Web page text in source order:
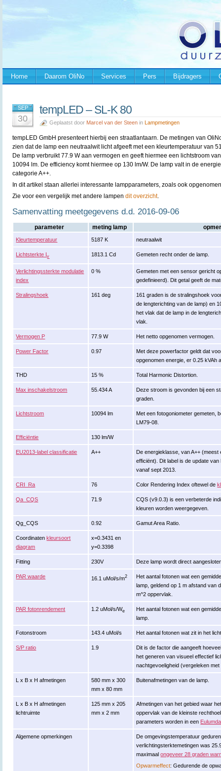
Home Daarom OliNo Services Pers Bijdragers
SEP
30
tempLED – SL-K 80
Geplaatst door Marcel van der Steen in Lampmetingen
tempLED GmbH presenteert hierbij een straatlantaarn. De metingen van
zien dat de lamp een neutraalwit licht afgeeft met een kleurtemperatuur van
De lamp verbruikt 77.9 W aan vermogen en geeft hiermee een lichtstroom van
10094 lm. De efficiency komt hiermee op 130 lm/W. De lamp valt in de
categorie A++.
In dit artikel staan allerlei interessante lampparameters, zoals ook
Zie voor een vergelijk met andere lampen dit overzicht.
Samenvatting meetgegevens d.d. 2016-09-06
parameter meting lamp
Kleurtemperatuur 5187 K neutraalwit
Lichtsterkte Iv 1813.1 Cd Gemeten recht onder de lamp.
Verlichtingssterkte modulatie
index
0 %
Gemeten met een sensor gericht
gedefinieerd). Dit getal geeft de
Stralingshoek 161 deg
161 graden is de stralingshoek
de lengterichting van de lamp) en
het vlak dat de lamp in de
vlak.
Vermogen P 77.9 W Het netto opgenomen vermogen.
Power Factor 0.97
Met deze powerfactor geldt dat
opgenomen energie, er 0.25 kVAh
THD 15 % Total Harmonic Distortion.
Max inschakelstroom 55.434 A
Deze stroom is gevonden bij een
graden.
Lichtstroom 10094 lm
Met een fotogoniometer gemeten,
LM79-08.
Efficiëntie 130 lm/W
EU2013-label classificatie A++
De energieklasse, van A++ (meest
efficiënt). Dit label is de update
vanaf sept 2013.
CRI_Ra 76 Color Rendering Index oftewel de
Qa_CQS 71.9
CQS (v9.0.3) is een verbeterde
kleuren worden weergegeven.
Qg_CQS 0.92 Gamut Area Ratio.
Coordinatenkleursoort
diagram
x=0.3431 en
y=0.3398
Fitting 230V Deze lamp wordt direct
PAR waarde 16.1 uMol/s/m2
Het aantal fotonen wat een
lamp, geldend op 1 m afstand van
m^2 oppervlak.
PAR fotonrendement 1.2 uMol/s/We
Het aantal fotonen wat een
lamp.
Fotonstroom 143.4 uMol/s Het aantal fotonen wat zit in het
S/P ratio 1.9
Dit is de factor die aangeeft
het generen van visueel effectief
nachtgevoeligheid (vergeleken
L x B x H afmetingen
580 mm x 300
mm x 80 mm
Buitenafmetingen van de lamp.
L x B x H afmetingen
lichtruimte
125 mm x 205
mm x 2 mm
Afmetingen van het gebied waar
oppervlak van de kleinste
parameters worden in een
Algemene opmerkingen
De omgevingstemperatuur
verlichtingsterktemetingen was
maximaalongeveer 28 graden
Opwarmeffect: Gedurende de